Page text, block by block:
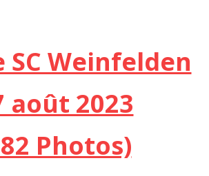
SC Weinfelden
août 2023
Photos)